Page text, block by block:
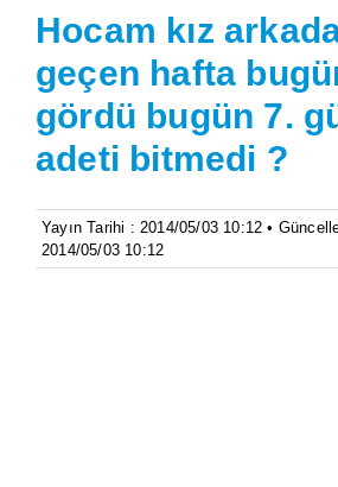
Hocam kız
geçen hafta
gördü bugün 7.
adeti bitmedi ?
Yayın Tarihi : 2014/05/03 10:12 •
2014/05/03 10:12